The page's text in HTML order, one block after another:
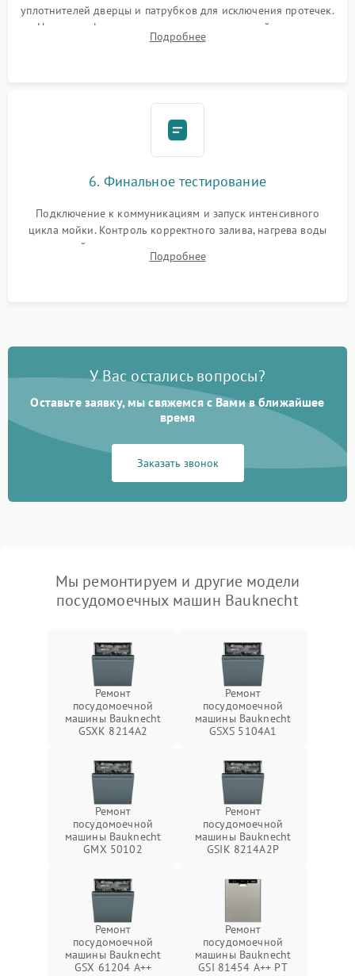
уплотнителей дверцы и патрубков для исключения протечек.
Надежная фиксация хомутов гидравлической системы,
сборка корпуса и установка датчика поплавка.
Подробнее
6. Финальное тестирование
Подключение к коммуникациям и запуск интенсивного
цикла мойки. Контроль корректного залива, нагрева воды
до нужной температуры, отсутствия посторонних шумов,
штатного слива и абсолютной сухости в поддоне.
Подробнее
У Вас остались вопросы?
Оставьте заявку, мы свяжемся с Вами в ближайшее
время
Заказать звонок
Мы ремонтируем и другие модели
посудомоечных машин Bauknecht
Ремонт
посудомоечной
машины Bauknecht
GSXK 8214A2
Ремонт
посудомоечной
машины Bauknecht
GSXS 5104A1
Ремонт
посудомоечной
машины Bauknecht
GMX 50102
Ремонт
посудомоечной
машины Bauknecht
GSIK 8214A2P
Ремонт
посудомоечной
машины Bauknecht
GSX 61204 A++
Ремонт
посудомоечной
машины Bauknecht
GSI 81454 A++ PT